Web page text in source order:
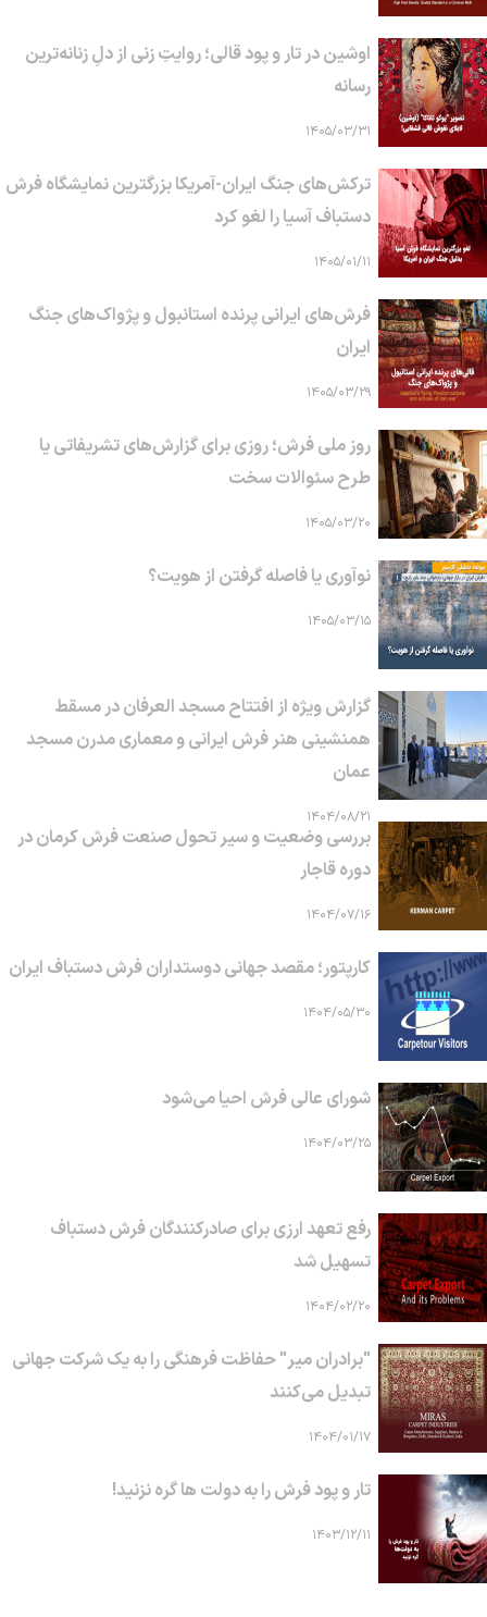
اوشین در تار و پود قالی؛ روایتِ زنی از دلِ زنانه‌ترین
رسانه
۱۴۰۵/۰۳/۳۱
ترکش‌های جنگ ایران-آمریکا بزرگترین نمایشگاه فرش
دستباف آسیا را لغو کرد
۱۴۰۵/۰۱/۱۱
فرش‌های ایرانی پرنده استانبول و پژواک‌های جنگ
ایران
۱۴۰۵/۰۳/۲۹
روز ملی فرش؛ روزی برای گزارش‌های تشریفاتی یا
طرح سئوالات سخت
۱۴۰۵/۰۳/۲۰
نوآوری یا فاصله گرفتن از هویت؟
۱۴۰۵/۰۳/۱۵
گزارش ویژه از افتتاح مسجد العرفان در مسقط
همنشینی هنر فرش ایرانی و معماری مدرن مسجد
عمان
۱۴۰۴/۰۸/۲۱
بررسی وضعیت و سیر تحول صنعت فرش کرمان در
دوره قاجار
۱۴۰۴/۰۷/۱۶
کارپتور؛ مقصد جهانی دوستداران فرش دستباف ایران
۱۴۰۴/۰۵/۳۰
شورای عالی فرش احیا می‌شود
۱۴۰۴/۰۳/۲۵
رفع تعهد ارزی برای صادرکنندگان فرش دستباف
تسهیل شد
۱۴۰۴/۰۲/۲۰
"برادران میر" حفاظت فرهنگی را به یک شرکت جهانی
تبدیل می‌کنند
۱۴۰۴/۰۱/۱۷
تار و پود فرش را به دولت ها گره نزنید!
۱۴۰۳/۱۲/۱۱